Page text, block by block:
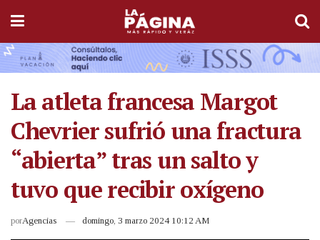
La atleta francesa Margot
Chevrier sufrió una fractura
“abierta” tras un salto y
tuvo que recibir oxígeno
porAgencias domingo, 3 marzo 2024 10:12 AM